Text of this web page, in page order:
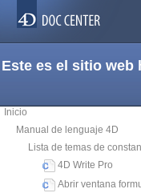
Este es el sitio web
Inicio
Manual de lenguaje 4D
Lista de temas de
4D Write Pro
Abrir ventana